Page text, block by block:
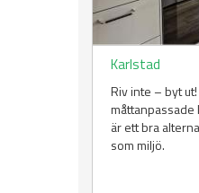
Karlstad
Riv inte – byt ut!
är ett bra
som miljö.